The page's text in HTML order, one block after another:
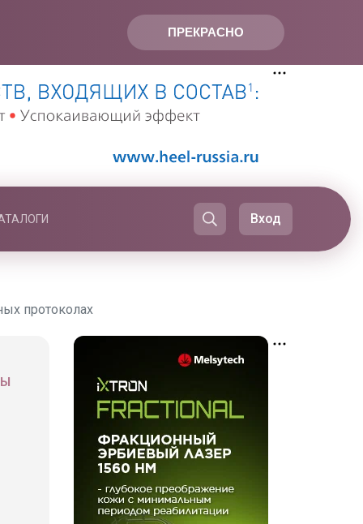
ПРЕКРАСНО
Вход
протоколах